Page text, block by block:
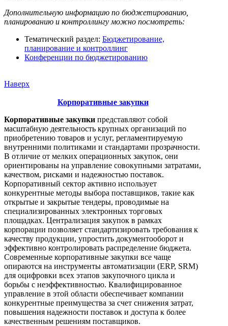
Дополнительную информацию по бюджетированию,
планированию и контроллингу можно посмотреть:
Тематический раздел: Бюджетирование,
планирование и контроллинг
Конференции по бюджетированию
Наверх
Корпоративные закупки
Корпоративные закупки представляют собой
масштабную деятельность крупных организаций по
приобретению товаров и услуг, регламентируемую
внутренними политиками и стандартами прозрачности.
В отличие от мелких операционных закупок, они
ориентированы на управление совокупными затратами,
качеством, рисками и надежностью поставок.
Корпоративный сектор активно использует
конкурентные методы выбора поставщиков, такие как
открытые и закрытые тендеры, проводимые на
специализированных электронных торговых
площадках. Централизация закупок в рамках
корпорации позволяет стандартизировать требования к
качеству продукции, упростить документооборот и
эффективно контролировать распределение бюджета.
Современные корпоративные закупки все чаще
опираются на инструменты автоматизации (ERP, SRM)
для оцифровки всех этапов закупочного цикла и
борьбы с неэффективностью. Квалифицированное
управление в этой области обеспечивает компании
конкурентные преимущества за счет снижения затрат,
повышения надежности поставок и доступа к более
качественным решениям поставщиков.